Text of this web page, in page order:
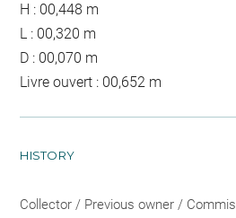
H : 00,448 m
L : 00,320 m
D : 00,070 m
Livre ouvert : 00,652 m
HISTORY
Collector / Previous owner /